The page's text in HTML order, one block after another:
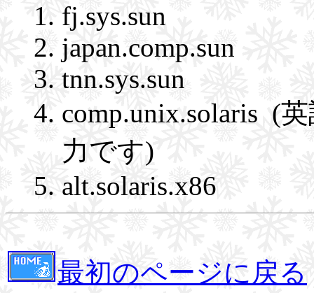
fj.sys.sun
japan.comp.sun
tnn.sys.sun
comp.unix.solaris (
力です)
alt.solaris.x86
最初のページに戻る